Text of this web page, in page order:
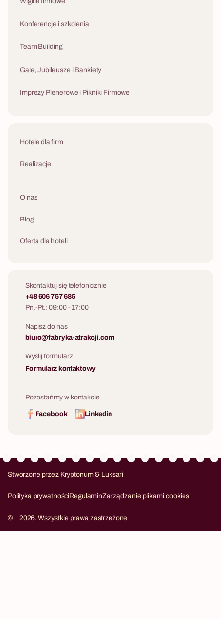
Konferencje i szkolenia
Team Building
Gale, Jubileusze i Bankiety
Imprezy Plenerowe i Pikniki Firmowe
Hotele dla firm
Realizacje
O nas
Blog
Oferta dla hoteli
Skontaktuj się telefonicznie
+48 606 757 685
Pn.-Pt.: 09:00 - 17:00
Napisz do nas
biuro@fabryka-atrakcji.com
Wyślij formularz
Formularz kontaktowy
Pozostańmy w kontakcie
Facebook Linkedin
Stworzone przez Kryptonum& Luksari
Polityka prywatnościRegulaminZarządzanie plikami cookies
© 2026. Wszystkie prawa zastrzeżone